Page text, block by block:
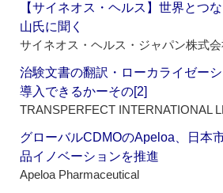
【サイネオス・ヘルス】世界とつ
山氏に聞く
サイネオス・ヘルス・ジャパン株式会
治験文書の翻訳・ローカライゼー
導入できるかーその[2]
TRANSPERFECT INTERNATIONAL
グローバルCDMOのApeloa、日本
品イノベーションを推進
Apeloa Pharmaceutical